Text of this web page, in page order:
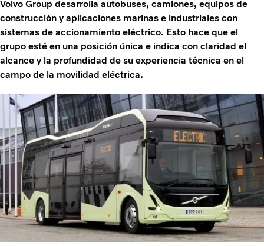
Volvo Group desarrolla autobuses, camiones, equipos de
construcción y aplicaciones marinas e industriales con
sistemas de accionamiento eléctrico. Esto hace que el
grupo esté en una posición única e indica con claridad el
alcance y la profundidad de su experiencia técnica en el
campo de la movilidad eléctrica.